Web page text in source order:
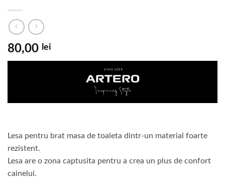
80,00 lei
Lesa pentru brat masa de toaleta dintr-un material foarte
rezistent.
Lesa are o zona captusita pentru a crea un plus de confort
cainelui.